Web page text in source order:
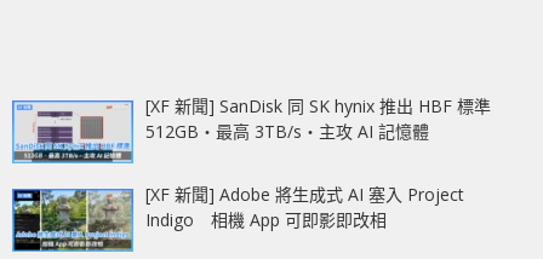
[XF 新聞] SanDisk 同 SK hynix 推出 HBF 標準
512GB‧最高 3TB/s‧主攻 AI 記憶體
[XF 新聞] Adobe 將生成式 AI 塞入 Project
Indigo 相機 App 可即影即改相